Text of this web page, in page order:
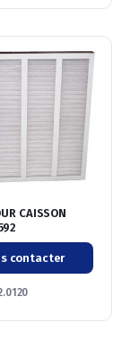
CAISSON
contacter